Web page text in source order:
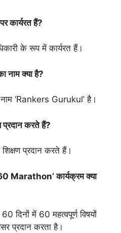
कार्यरत हैं?
के रूप में कार्यरत हैं।
नाम क्या है?
‘Rankers Gurukul’ है।
प्रदान करते हैं?
प्रदान करते हैं।
Marathon’ कार्यक्रम क्या
दिनों में 60 महत्वपूर्ण विषयों
प्रदान करता है।